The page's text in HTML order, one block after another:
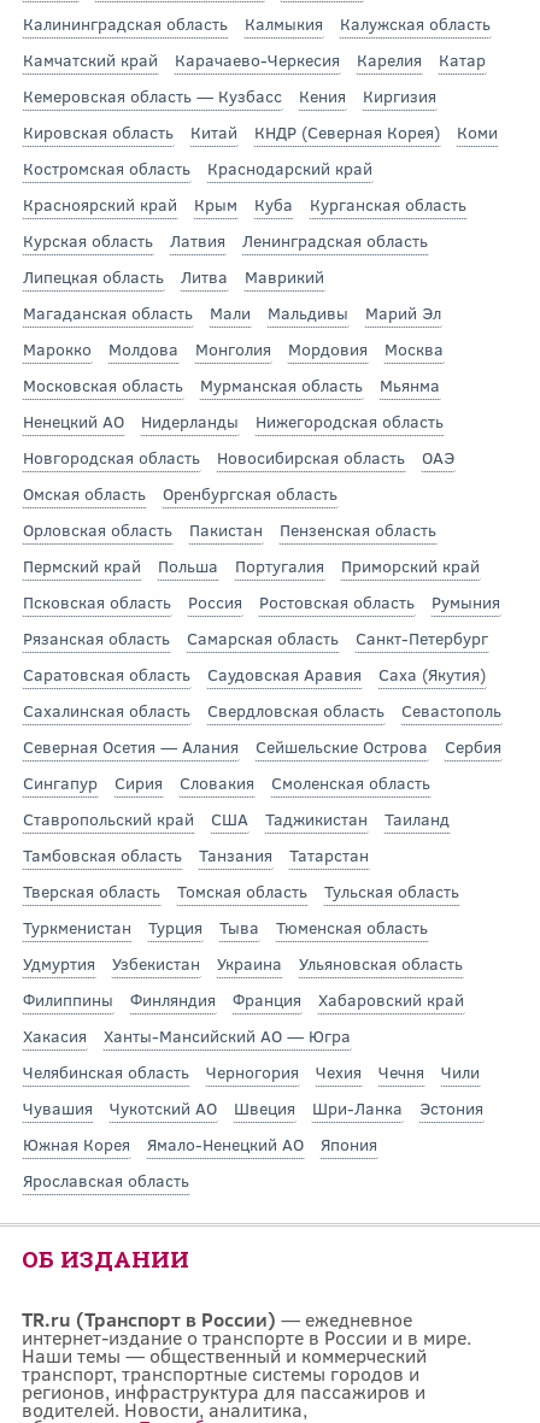
Калининградская область
Калмыкия
Калужская область
Камчатский край
Карачаево-Черкесия Карелия
Катар
Кемеровская область — Кузбасс
Кения
Киргизия
Кировская область
Китай КНДР (Северная Корея)
Коми
Костромская область
Краснодарский край
Красноярский край
Крым Куба
Курганская область
Курская область
Латвия
Ленинградская область
Липецкая область
Литва
Маврикий
Магаданская область
Мали Мальдивы
Марий Эл
Марокко
Молдова Монголия Мордовия
Москва
Московская область
Мурманская область
Мьянма
Ненецкий АО
Нидерланды
Нижегородская область
Новгородская область
Новосибирская область
ОАЭ
Омская область
Оренбургская область
Орловская область
Пакистан
Пензенская область
Пермский край
Польша Португалия
Приморский край
Псковская область
Россия Ростовская область
Румыния
Рязанская область
Самарская область
Санкт-Петербург
Саратовская область
Саудовская Аравия
Саха (Якутия)
Сахалинская область
Свердловская область
Севастополь
Северная Осетия — Алания
Сейшельские Острова
Сербия
Сингапур
Сирия Словакия
Смоленская область
Ставропольский край
США Таджикистан
Таиланд
Тамбовская область
Танзания
Татарстан
Тверская область
Томская область
Тульская область
Туркменистан
Турция Тыва
Тюменская область
Удмуртия
Узбекистан Украина
Ульяновская область
Филиппины
Финляндия Франция
Хабаровский край
Хакасия
Ханты-Мансийский АО — Югра
Челябинская область
Черногория Чехия Чечня
Чили
Чувашия
Чукотский АО Швеция Шри-Ланка
Эстония
Южная Корея
Ямало-Ненецкий АО
Япония
Ярославская область
ОБ ИЗДАНИИ
TR.ru (Транспорт в России) — ежедневное
интернет-издание о транспорте в России и в мире.
Наши темы — общественный и коммерческий
транспорт, транспортные системы городов и
регионов, инфраструктура для пассажиров и
водителей. Новости, аналитика,